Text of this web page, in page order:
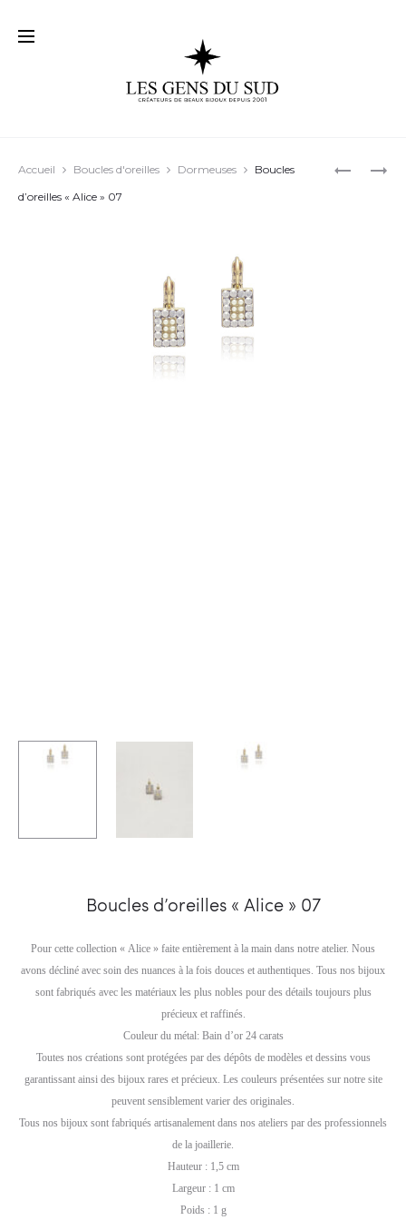
BOUCLES
BOUCLES
Accueil Boucles d'oreilles Dormeuses
Boucles
d’oreilles « Alice » 07
Boucles d’oreilles « Alice » 07
Pour cette collection « Alice » faite entièrement à la main dans notre atelier. Nous
avons décliné avec soin des nuances à la fois douces et authentiques. Tous nos bijoux
sont fabriqués avec les matériaux les plus nobles pour des détails toujours plus
précieux et raffinés.
Couleur du métal: Bain d’or 24 carats
Toutes nos créations sont protégées par des dépôts de modèles et dessins vous
garantissant ainsi des bijoux rares et précieux. Les couleurs présentées sur notre site
peuvent sensiblement varier des originales.
Tous nos bijoux sont fabriqués artisanalement dans nos ateliers par des professionnels
de la joaillerie.
Hauteur : 1,5 cm
Largeur : 1 cm
Poids : 1 g